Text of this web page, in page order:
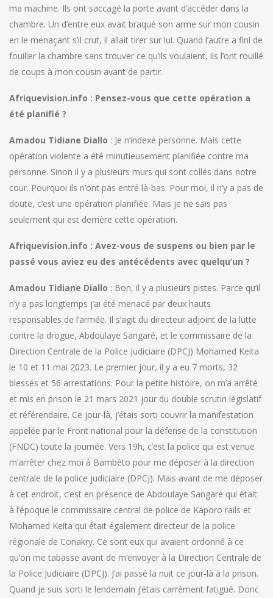
ma machine. Ils ont saccagé la porte avant d’accéder dans la
chambre. Un d’entre eux avait braqué son arme sur mon cousin
en le menaçant s’il crut, il allait tirer sur lui. Quand l’autre a fini de
fouiller la chambre sans trouver ce qu’ils voulaient, ils l’ont rouillé
de coups à mon cousin avant de partir.
Afriquevision.info : Pensez-vous que cette opération a
été planifié ?
Amadou Tidiane Diallo : Je n’indexe personne. Mais cette
opération violente a été minutieusement planifiée contre ma
personne. Sinon il y a plusieurs murs qui sont collés dans notre
cour. Pourquoi ils n’ont pas entré là-bas. Pour moi, il n’y a pas de
doute, c’est une opération planifiée. Mais je ne sais pas
seulement qui est derrière cette opération.
Afriquevision.info : Avez-vous de suspens ou bien par le
passé vous aviez eu des antécédents avec quelqu’un ?
Amadou Tidiane Diallo : Bon, il y a plusieurs pistes. Parce qu’il
n’y a pas longtemps j’ai été menacé par deux hauts
responsables de l’armée. Il s’agit du directeur adjoint de la lutte
contre la drogue, Abdoulaye Sangaré, et le commissaire de la
Direction Centrale de la Police Judiciaire (DPCJ) Mohamed Keita
le 10 et 11 mai 2023. Le premier jour, il y a eu 7 morts, 32
blessés et 56 arrestations. Pour la petite histoire, on m’a arrêté
et mis en prison le 21 mars 2021 jour du double scrutin législatif
et référendaire. Ce jour-là, j’étais sorti couvrir la manifestation
appelée par le Front national pour la défense de la constitution
(FNDC) toute la journée. Vers 19h, c’est la police qui est venue
m’arrêter chez moi à Bambéto pour me déposer à la direction
centrale de la police judiciaire (DPCJ). Mais avant de me déposer
à cet endroit, c’est en présence de Abdoulaye Sangaré qui était
à l’époque le commissaire central de police de Kaporo rails et
Mohamed Keita qui était également directeur de la police
régionale de Conakry. Ce sont eux qui avaient ordonné à ce
qu’on me tabasse avant de m’envoyer à la Direction Centrale de
la Police Judiciaire (DPCJ). J’ai passé la nuit ce jour-là à la prison.
Quand je suis sorti le lendemain j’étais carrément fatigué. Donc